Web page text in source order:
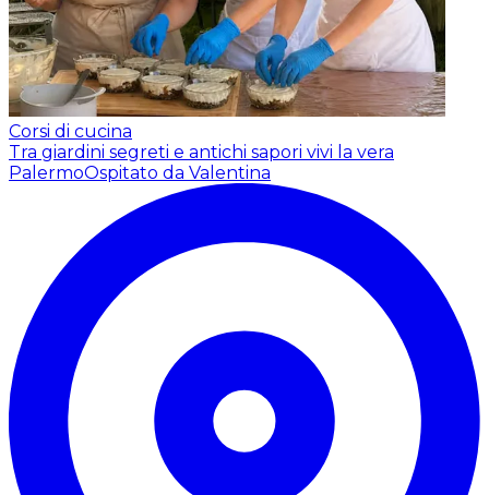
Corsi di cucina
Tra giardini segreti e antichi sapori vivi la vera
PalermoOspitato da Valentina